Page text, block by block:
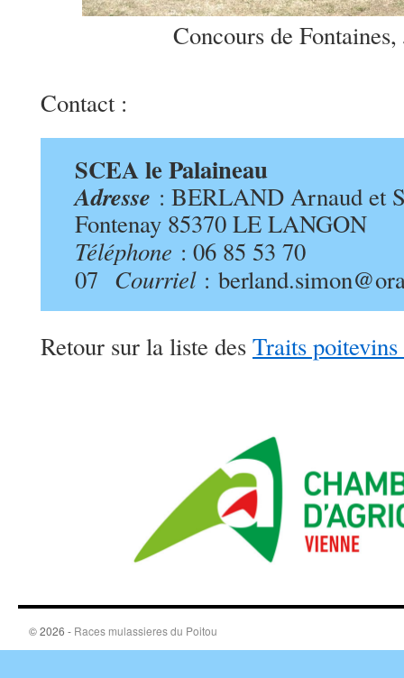
Concours de
Contact :
SCEA le Palaineau
Adresse : BERLAND Arnaud et
Fontenay 85370 LE LANGON
Téléphone : 06 85 53 70
07 Courriel:
Retour sur la liste desTraits poitevins
© 2026 - Races mulassieres du Poitou